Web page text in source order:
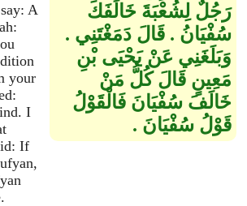
A
your
I
If
رَجُلٌ لِشُعْبَةَ خَالَفَكَ
سُفْيَانُ ‏.‏ قَالَ دَمَغْتَنِي ‏.‏
وَبَلَغَنِي عَنْ يَحْيَى بْنِ
مَعِينٍ قَالَ كُلُّ مَنْ
خَالَفَ سُفْيَانَ فَالْقَوْلُ
قَوْلُ سُفْيَانَ ‏.‏